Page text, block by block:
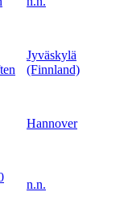
Jyväskylä
(Finnland)
Hannover
n.n.